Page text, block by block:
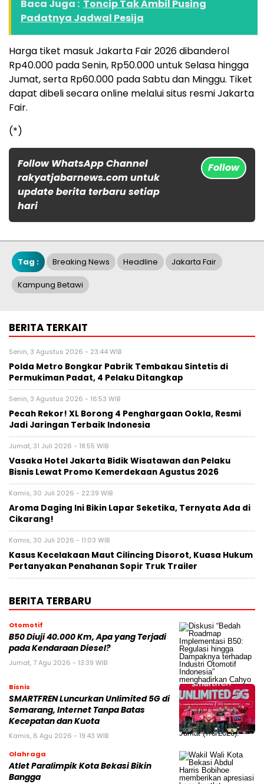
Baca Juga : Toncip Tak Ambil Pusing
Padatnya Jadwal Pesija
Harga tiket masuk Jakarta Fair 2026 dibanderol
Rp40.000 pada Senin, Rp50.000 untuk Selasa hingga
Jumat, serta Rp60.000 pada Sabtu dan Minggu. Tiket
dapat dibeli secara online melalui situs resmi Jakarta
Fair.
(*)
Follow WhatsApp Channel
rakyatjabarnews.com untuk
update berita terbaru setiap
hari
Follow
Tag : Breaking News Headline Jakarta Fair
Kampung Betawi
BERITA TERKAIT
Senin, 3 Agustus 2026 - 23:44 WIB
Polda Metro Bongkar Pabrik Tembakau Sintetis di
Permukiman Padat, 4 Pelaku Ditangkap
Senin, 3 Agustus 2026 - 16:53 WIB
Pecah Rekor! XL Borong 4 Penghargaan Ookla, Resmi
Jadi Jaringan Terbaik Indonesia
Jumat, 31 Juli 2026 - 18:55 WIB
Vasaka Hotel Jakarta Bidik Wisatawan dan Pelaku
Bisnis Lewat Promo Kemerdekaan Agustus 2026
Kamis, 30 Juli 2026 - 22:39 WIB
Aroma Daging Ini Bikin Lapar Seketika, Ternyata Ada di
Cikarang!
Kamis, 30 Juli 2026 - 11:03 WIB
Kasus Kecelakaan Maut Cilincing Disorot, Kuasa Hukum
Pertanyakan Penahanan Sopir Truk Trailer
BERITA TERBARU
Otomotif
B50 Diuji 40.000 Km, Apa yang Terjadi
pada Kendaraan Diesel?
Jumat, 7 Agu 2026 - 13:39 WIB
Bisnis
SMARTFREN Luncurkan Unlimited 5G di
Semarang, Internet Tanpa Batas
Kecepatan dan Kuota
Kamis, 6 Agu 2026 - 19:43 WIB
Olahraga
Atlet Paralimpik Kota Bekasi Bikin
Bangga